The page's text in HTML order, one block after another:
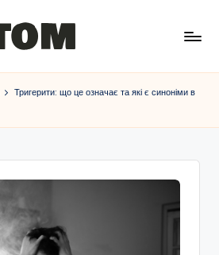
Тригерити: що це означає та які є синоніми в